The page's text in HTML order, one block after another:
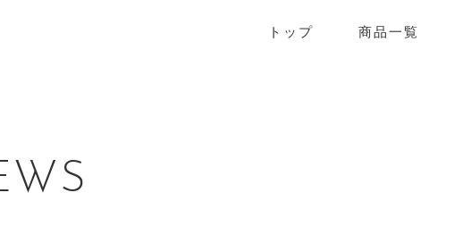
をはこぶケーキのお店 ケーキハウスこうのとり
トップ 商品一覧